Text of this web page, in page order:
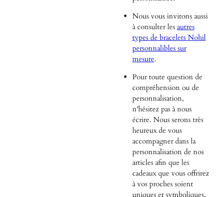
Nous vous invitons aussi
à consulter les autres
types de bracelets Nohil
personnalibles sur
mesure.
Pour toute question de
compréhension ou de
personnalisation,
n'hésitez pas à nous
écrire. Nous serons très
heureux de vous
accompagner dans la
personnalisation de nos
articles afin que les
cadeaux que vous offrirez
à vos proches soient
uniques et symboliques.